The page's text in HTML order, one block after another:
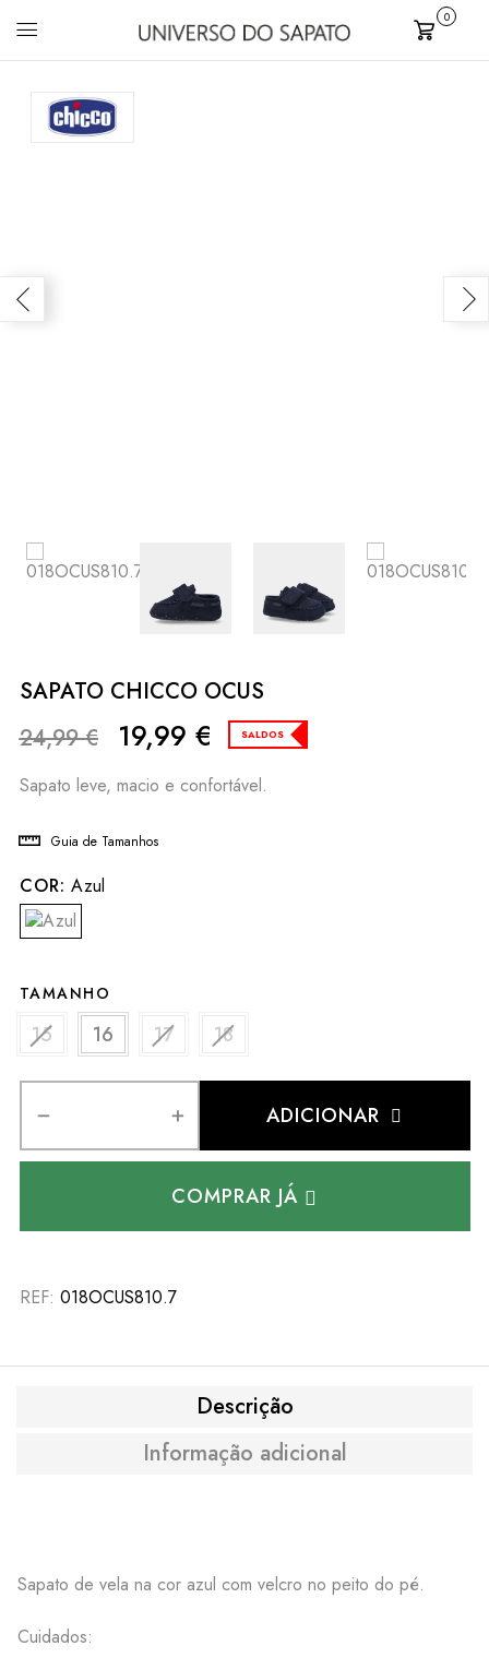
Carrinho
0
SAPATO CHICCO OCUS
24,99€ 19,99 € SALDOS
Sapato leve, macio e confortável.
Guia de Tamanhos
COR: Azul
TAMANHO
15 16 17 18
ADICIONAR
COMPRAR JÁ
REF: 018OCUS810.7
Descrição
Informação adicional
Sapato de vela na cor azul com velcro no peito do pé.
Cuidados: